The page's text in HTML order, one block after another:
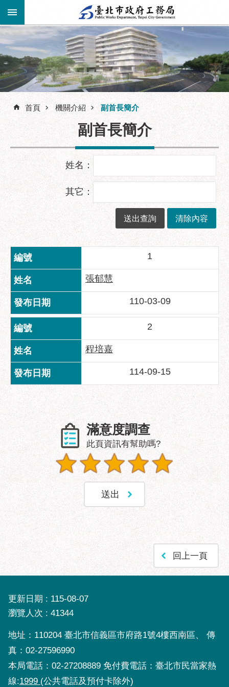
跳到主要內容區塊
進
階
搜
公
告
資
訊
服
關
介
務
資
訊
府
資
訊
公
開
優
良
事
區
性
別
擾
治
廉
園
地
便
民
首頁 機關介紹 副首長簡介
副首長簡介
姓名：
其它：
1
張郁慧
110-03-09
2
程培嘉
114-09-15
滿意度調查
此頁資訊有幫助嗎?
回上一頁
更新日期
115-08-07
瀏覽人次
41344
地址：110204 臺北市信義區市府路1號4樓西南區、 傳
真：02-27596990
本局電話：02-27208889 免付費電話：臺北市民當家熱
線:1999 (公共電話及預付卡除外)